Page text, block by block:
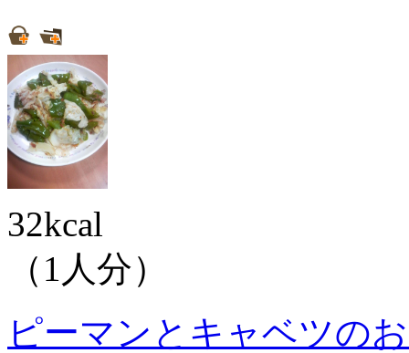
32kcal
（1人分）
ピーマンとキャベツの